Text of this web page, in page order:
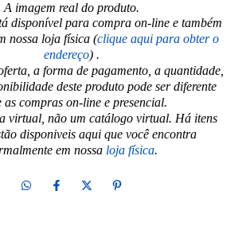
A imagem real do produto.
disponível para compra on-line e também
nossa loja física (clique aqui para obter o
endereço) .
a forma de pagamento, a quantidade,
deste produto pode ser diferente
as compras on-line e presencial.
virtual, não um catálogo virtual. Há itens
disponiveis aqui que você encontra
em nossa loja física.